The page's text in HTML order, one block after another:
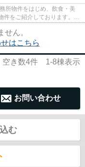
所物件をはじめ、飲食・美
をご紹介しております。
ん。
はこちら
き数4件 1-8棟表示
お問い合わせ
む